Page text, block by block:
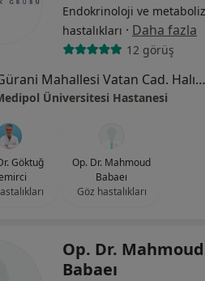
Endokrinoloji ve
hastalıkları · Daha fazla
12 görüş
Molla Gürani Mahallesi Vatan Cad. Halıcılar Köşkü Sk. No:11 Aksaray, Fatih
Üniversitesi Hastanesi
Göktuğ
Op. Dr. Mahmoud
Babaeı
Göz hastalıkları
Op. Dr. Mahmoud
Babaeı